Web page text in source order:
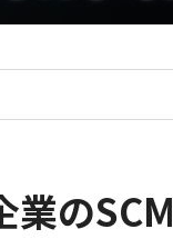
の